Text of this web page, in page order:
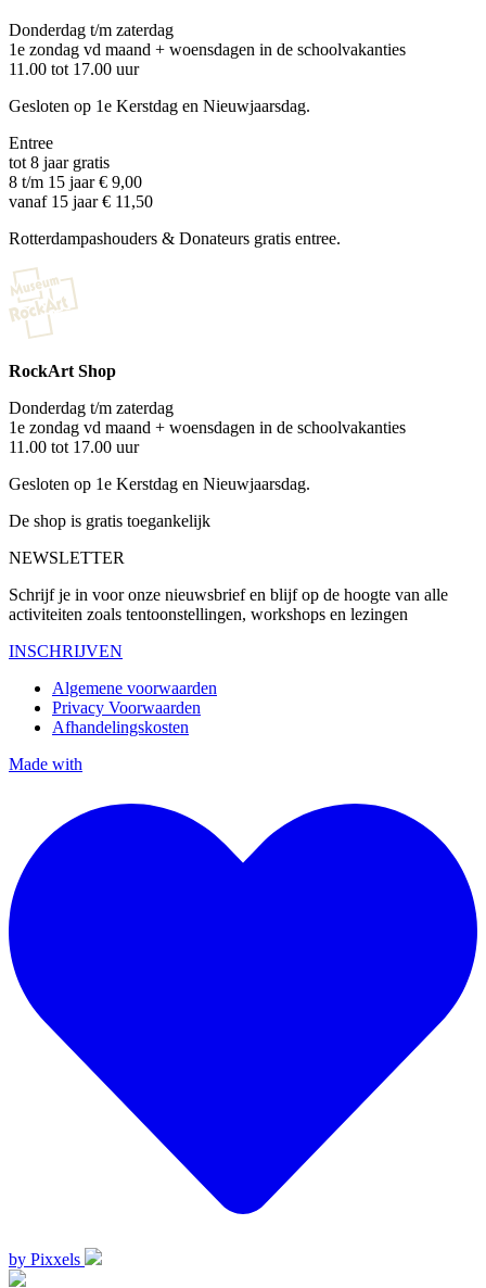
Donderdag t/m zaterdag
1e zondag vd maand + woensdagen in de schoolvakanties
11.00 tot 17.00 uur
Gesloten op 1e Kerstdag en Nieuwjaarsdag.
Entree
tot 8 jaar gratis
8 t/m 15 jaar € 9,00
vanaf 15 jaar € 11,50
Rotterdampashouders & Donateurs gratis entree.
RockArt Shop
Donderdag t/m zaterdag
1e zondag vd maand + woensdagen in de schoolvakanties
11.00 tot 17.00 uur
Gesloten op 1e Kerstdag en Nieuwjaarsdag.
De shop is gratis toegankelijk
NEWSLETTER
Schrijf je in voor onze nieuwsbrief en blijf op de hoogte van alle
activiteiten zoals tentoonstellingen, workshops en lezingen
INSCHRIJVEN
Algemene voorwaarden
Privacy Voorwaarden
Afhandelingskosten
Made with
by Pixxels